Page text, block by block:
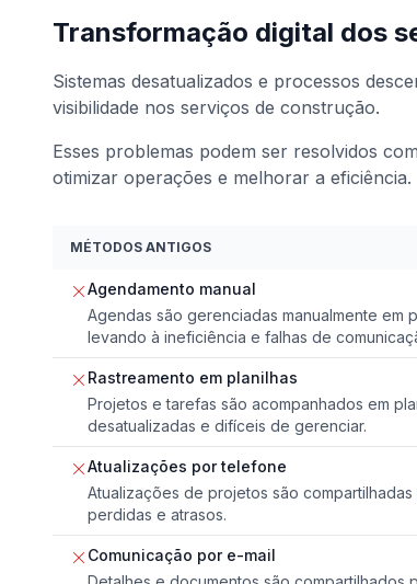
Transformação digital dos
Sistemas desatualizados e processos
visibilidade nos serviços de construção.
Esses problemas podem ser resolvidos
otimizar operações e melhorar a eficiência.
MÉTODOS ANTIGOS
Agendamento manual
Agendas são gerenciadas manualmente em
levando à ineficiência e falhas de
Rastreamento em planilhas
Projetos e tarefas são acompanhados em
desatualizadas e difíceis de gerenciar.
Atualizações por telefone
Atualizações de projetos são
perdidas e atrasos.
Comunicação por e-mail